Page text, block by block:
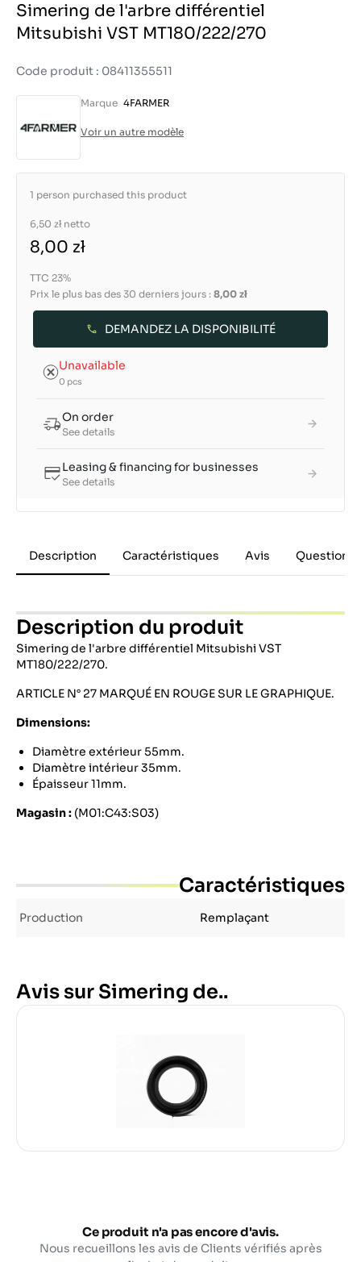
Simering de l'arbre différentiel
Mitsubishi VST MT180/222/270
Code produit : 08411355511
Marque 4FARMER
Voir un autre modèle
1 person purchased this product
6,50 zł netto
8,00 zł
TTC 23%
Prix le plus bas des 30 derniers jours : 8,00 zł
DEMANDEZ LA DISPONIBILITÉ
Unavailable
0 pcs
On order
See details
Leasing & financing for businesses
See details
Description Caractéristiques Avis Questions
Description du produit
Simering de l'arbre différentiel Mitsubishi VST
MT180/222/270.
ARTICLE N° 27 MARQUÉ EN ROUGE SUR LE GRAPHIQUE.
Dimensions:
Diamètre extérieur 55mm.
Diamètre intérieur 35mm.
Épaisseur 11mm.
Magasin : (M01:C43:S03)
Caractéristiques
Production Remplaçant
Avis sur Simering de..
Ce produit n'a pas encore d'avis.
Nous recueillons les avis de Clients vérifiés après